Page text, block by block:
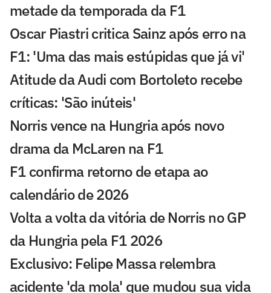
metade da temporada da F1
Oscar Piastri critica Sainz após erro na
F1: 'Uma das mais estúpidas que já vi'
Atitude da Audi com Bortoleto recebe
críticas: 'São inúteis'
Norris vence na Hungria após novo
drama da McLaren na F1
F1 confirma retorno de etapa ao
calendário de 2026
Volta a volta da vitória de Norris no GP
da Hungria pela F1 2026
Exclusivo: Felipe Massa relembra
acidente 'da mola' que mudou sua vida